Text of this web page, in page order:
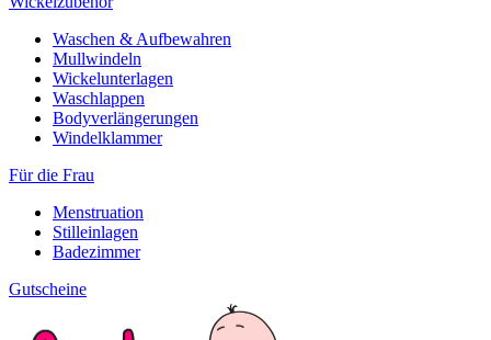
Waschen & Aufbewahren
Mullwindeln
Wickelunterlagen
Waschlappen
Bodyverlängerungen
Windelklammer
Für die Frau
Menstruation
Stilleinlagen
Badezimmer
Gutscheine